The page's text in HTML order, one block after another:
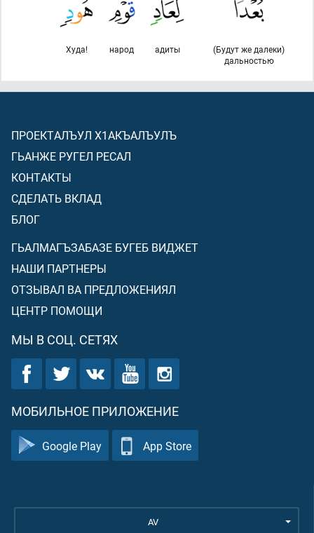
(Будут же далеки)
дальностью
адиты
народ
Худа!
ПРОЕКТАЛЪУЛ Х1АКЪАЛЪУЛЪ
ГЬАНЖЕ РУГЕЛ РЕСАЛ
КОНТАКТЫ
СДЕЛАТЬ ВКЛАД
БЛОГ
ГЬАЛМАГЪЗАБАЗЕ БУГЕБ ВИДЖЕТ
НАШИ ПАРТНЕРЫ
ОТЗЫВАЛ ВА ПРЕДЛОЖЕНИЯЛ
ЦЕНТР ПОМОЩИ
МЫ В СОЦ. СЕТЯХ
МОБИЛЬНОЕ ПРИЛОЖЕНИЕ
Google Play App Store
AV